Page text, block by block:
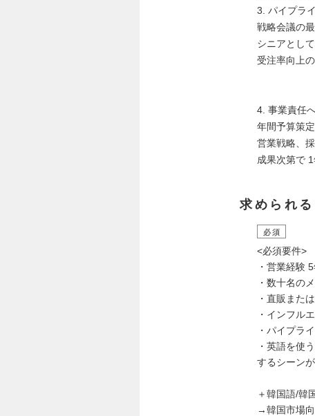
3. パイプラ
戦略会議の
シニアとし
受注率向上
4. 事業責任
年間予算策
営業戦略、
成果次第で
求められ
必須
<必須要件>
・営業経験
・数十名の
・直販また
・インフル
・パイプラ
・英語を使
するシーン
＋韓国語/韓
→韓国市場向